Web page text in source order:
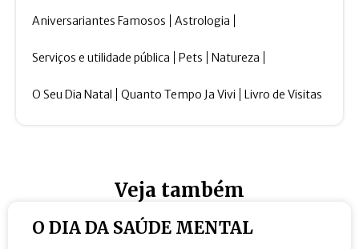
Aniversariantes Famosos Astrologia
Serviços e utilidade pública Pets Natureza
O Seu Dia Natal Quanto Tempo Ja Vivi Livro de Visitas
Veja também
O DIA DA SAÚDE MENTAL